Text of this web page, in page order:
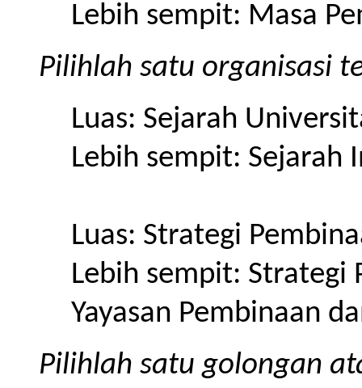
Lebih sempit: Masa
Pilihlah satu organisasi
Luas: Sejarah
Lebih sempit: Sejarah
Luas: Strategi
Lebih sempit: Strategi
Yayasan Pembinaan
Pilihlah satu golongan